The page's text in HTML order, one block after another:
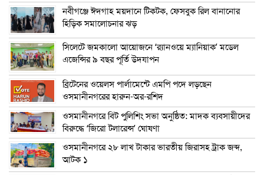
নবীগঞ্জে ঈদগাহ ময়দানে টিকটক, ফেসবুক রিল বানানোর
হিড়িক সমালোচনার ঝড়
সিলেটে জমকালো আয়োজনে ‘র‍্যানওয়ে ম্যানিয়াক’ মডেল
এজেন্সির ৯ বছর পূর্তি উদযাপন
ব্রিটেনের ওয়েলস পার্লামেন্টে এমপি পদে লড়ছেন
ওসমানীনগরের হারুন-অর-রশিদ
ওসমানীনগরে বিট পুলিশিং সভা অনুষ্ঠিত: মাদক ব্যবসায়ীদের
বিরুদ্ধে ‘জিরো টলারেন্স’ ঘোষণা
ওসমানীনগরে ২৮ লাখ টাকার ভারতীয় জিরাসহ ট্রাক জব্দ,
আটক ১